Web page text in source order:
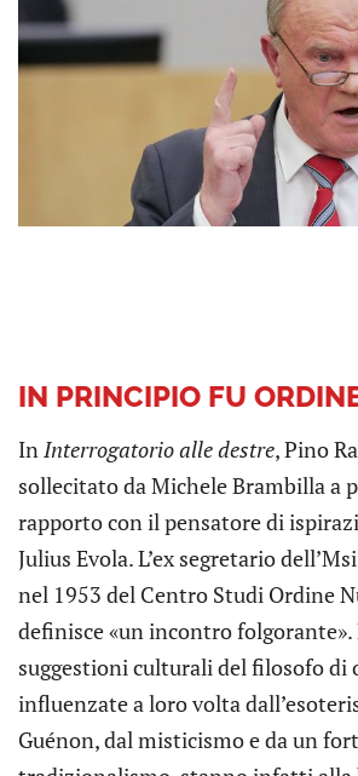
IN PRINCIPIO FU
InInterrogatorio alle destre, Pino
sollecitato da Michele Brambilla a
rapporto con il pensatore di
Julius Evola. L’ex segretario
nel 1953 del Centro Studi Ordine
definisce «un incontro folgorante».
suggestioni culturali del filosofo di
influenzate a loro volta
Guénon, dal misticismo e da un